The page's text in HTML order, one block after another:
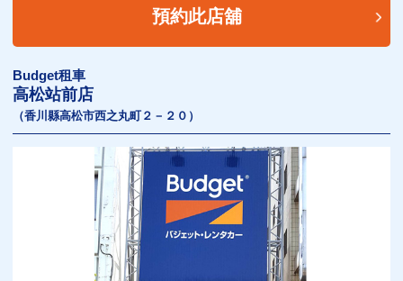
預約此店舖
Budget租車
高松站前店
（香川縣高松市西之丸町２－２０）